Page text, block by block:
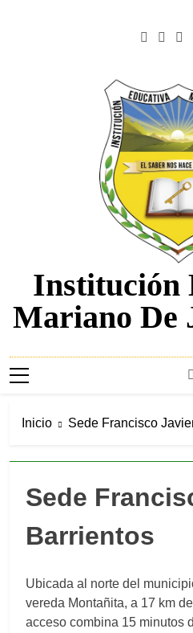
Institución
Mariano De
Inicio Sede Francisco
Sede
Barrientos
Ubicada al norte del
vereda Montañita, a 17 km
acceso combina 15 minutos